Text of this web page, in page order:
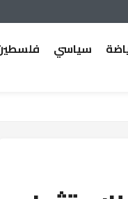
سياسي